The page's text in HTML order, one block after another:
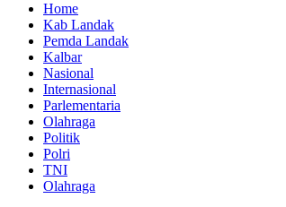
Home
Kab Landak
Pemda Landak
Kalbar
Nasional
Internasional
Parlementaria
Olahraga
Politik
Polri
TNI
Olahraga